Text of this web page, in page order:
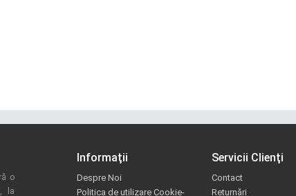
o
la
Informaţii
Despre Noi
Politica de utilizare Cookie-
Servicii Clienţi
Contact
Returnări